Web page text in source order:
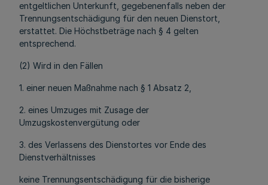
entgeltlichen Unterkunft, gegebenenfalls neben der
Trennungsentschädigung für den neuen Dienstort,
erstattet. Die Höchstbeträge nach § 4 gelten
entsprechend.
(2) Wird in den Fällen
1. einer neuen Maßnahme nach § 1 Absatz 2,
2. eines Umzuges mit Zusage der
Umzugskostenvergütung oder
3. des Verlassens des Dienstortes vor Ende des
Dienstverhältnisses
keine Trennungsentschädigung für die bisherige